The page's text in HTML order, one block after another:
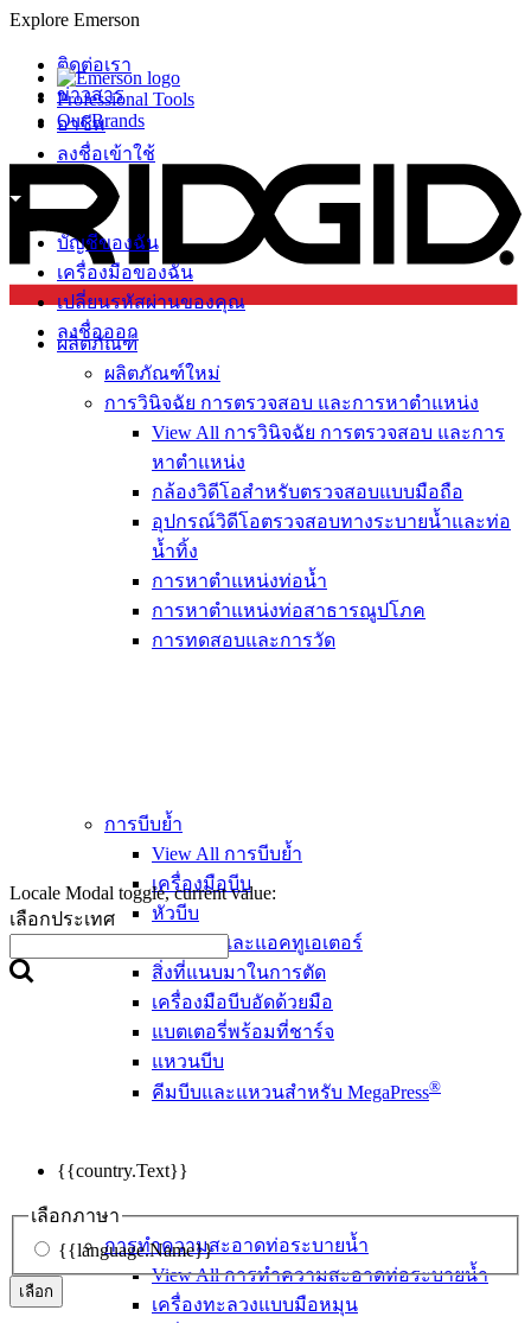
Explore Emerson
Professional Tools
Our Brands
ติดต่อเรา
ข่าวสาร
อาชีพ
ลงชื่อเข้าใช้
บัญชีของฉัน
เครื่องมือของฉัน
เปลี่ยนรหัสผ่านของคุณ
ลงชื่อออก
Locale Modal toggle, current value:
เลือกประเทศ
{{country.Text}}
เลือกภาษา
{{language.Name}}
เลือก
ผลิตภัณฑ์
ผลิตภัณฑ์ใหม่
การวินิจฉัย การตรวจสอบ และการหาตำแหน่ง
View All การวินิจฉัย การตรวจสอบ และการ
หาตำแหน่ง
กล้องวิดีโอสำหรับตรวจสอบแบบมือถือ
อุปกรณ์วิดีโอตรวจสอบทางระบายน้ำและท่อ
น้ำทิ้ง
การหาตำแหน่งท่อน้ำ
การหาตำแหน่งท่อสาธารณูปโภค
การทดสอบและการวัด
การบีบย้ำ
View All การบีบย้ำ
เครื่องมือบีบ
หัวบีบ
วงแหวนและแอคทูเอเตอร์
สิ่งที่แนบมาในการตัด
เครื่องมือบีบอัดด้วยมือ
แบตเตอรี่พร้อมที่ชาร์จ
แหวนบีบ
คีมบีบและแหวนสำหรับ MegaPress®
การทำความสะอาดท่อระบายน้ำ
View All การทำความสะอาดท่อระบายน้ำ
เครื่องทะลวงแบบมือหมุน